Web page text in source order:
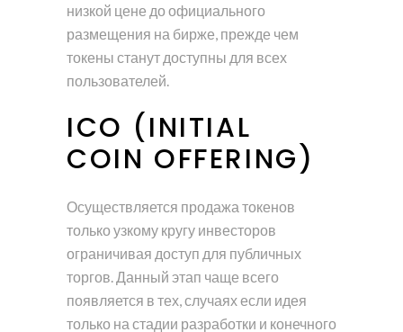
низкой цене до официального
размещения на бирже, прежде чем
токены станут доступны для всех
пользователей.
ICO (INITIAL
COIN OFFERING)
Осуществляется продажа токенов
только узкому кругу инвесторов
ограничивая доступ для публичных
торгов. Данный этап чаще всего
появляется в тех, случаях если идея
только на стадии разработки и конечного